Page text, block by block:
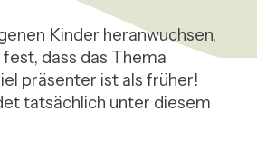
Kinder heranwuchsen,
dass das Thema
präsenter ist als früher!
tatsächlich unter diesem